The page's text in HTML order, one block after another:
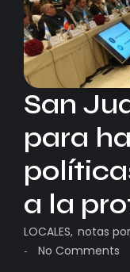
San
para
a la
LOCALES, notas
- No Comments